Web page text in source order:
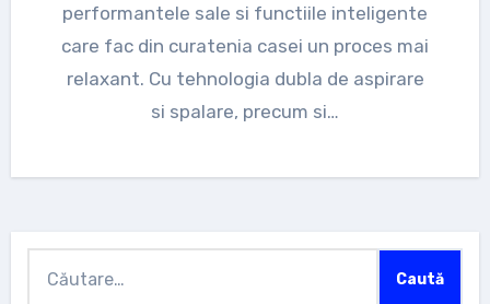
performantele sale si functiile inteligente
care fac din curatenia casei un proces mai
relaxant. Cu tehnologia dubla de aspirare
si spalare, precum si…
după: